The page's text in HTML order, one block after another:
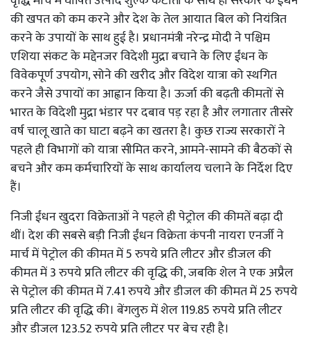
की खपत को कम करने और देश के तेल आयात बिल को नियंत्रित
करने के उपायों के साथ हुई है। प्रधानमंत्री नरेन्द्र मोदी ने पश्चिम
एशिया संकट के मद्देनजर विदेशी मुद्रा बचाने के लिए ईंधन के
विवेकपूर्ण उपयोग, सोने की खरीद और विदेश यात्रा को स्थगित
करने जैसे उपायों का आह्वान किया है। ऊर्जा की बढ़ती कीमतों से
भारत के विदेशी मुद्रा भंडार पर दबाव पड़ रहा है और लगातार तीसरे
वर्ष चालू खाते का घाटा बढ़ने का खतरा है। कुछ राज्य सरकारों ने
पहले ही विभागों को यात्रा सीमित करने, आमने-सामने की बैठकों से
बचने और कम कर्मचारियों के साथ कार्यालय चलाने के निर्देश दिए
हैं।
निजी ईंधन खुदरा विक्रेताओं ने पहले ही पेट्रोल की कीमतें बढ़ा दी
थीं। देश की सबसे बड़ी निजी ईंधन विक्रेता कंपनी नायरा एनर्जी ने
मार्च में पेट्रोल की कीमत में 5 रुपये प्रति लीटर और डीजल की
कीमत में 3 रुपये प्रति लीटर की वृद्धि की, जबकि शेल ने एक अप्रैल
से पेट्रोल की कीमत में 7.41 रुपये और डीजल की कीमत में 25 रुपये
प्रति लीटर की वृद्धि की। बेंगलुरु में शेल 119.85 रुपये प्रति लीटर
और डीजल 123.52 रुपये प्रति लीटर पर बेच रही है।